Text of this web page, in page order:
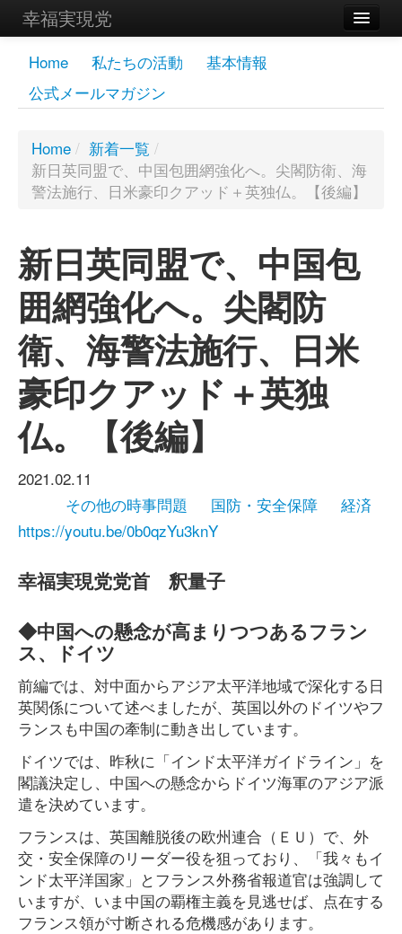
幸福実現党
メンバーズページ
党員
お問い合わせ
Home 私たちの活動
基本情報
公式メールマガジン
Home / 新着一覧 /
新日英同盟で、中国包囲網強化へ。尖閣防衛、海
警法施行、日米豪印クアッド＋英独仏。【後編】
新日英同盟で、中国包
囲網強化へ。尖閣防
衛、海警法施行、日米
豪印クアッド＋英独
仏。【後編】
2021.02.11
その他の時事問題
国防・安全保障
経済
https://youtu.be/0b0qzYu3knY
幸福実現党党首 釈量子
◆中国への懸念が高まりつつあるフラン
ス、ドイツ
前編では、対中面からアジア太平洋地域で深化する日
英関係について述べましたが、英国以外のドイツやフ
ランスも中国の牽制に動き出しています。
ドイツでは、昨秋に「インド太平洋ガイドライン」を
閣議決定し、中国への懸念からドイツ海軍のアジア派
遣を決めています。
フランスは、英国離脱後の欧州連合（ＥＵ）で、外
交・安全保障のリーダー役を狙っており、「我々もイ
ンド太平洋国家」とフランス外務省報道官は強調して
いますが、いま中国の覇権主義を見逃せば、点在する
フランス領が寸断される危機感があります。